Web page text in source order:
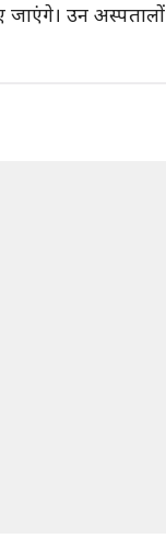
उन अस्पतालों